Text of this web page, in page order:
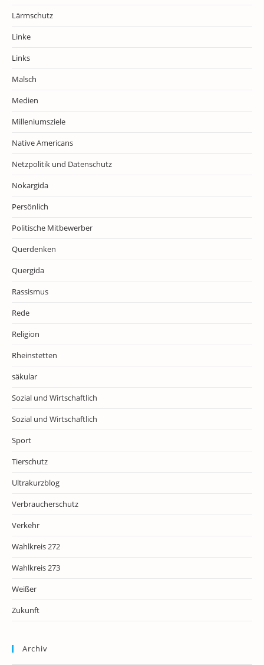
Lärmschutz
Linke
Links
Malsch
Medien
Milleniumsziele
Native Americans
Netzpolitik und Datenschutz
Nokargida
Persönlich
Politische Mitbewerber
Querdenken
Quergida
Rassismus
Rede
Religion
Rheinstetten
säkular
Sozial und Wirtschaftlich
Sozial und Wirtschaftlich
Sport
Tierschutz
Ultrakurzblog
Verbraucherschutz
Verkehr
Wahlkreis 272
Wahlkreis 273
Weißer
Zukunft
Archiv